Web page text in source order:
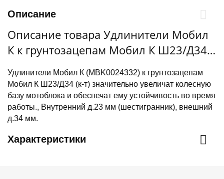
Описание
Описание товара Удлинители Мобил
К к грунтозацепам Мобил К Ш23/Д34
(к-т), внутренний д.23 мм
(шестигранник), внешний д.34мм
Удлинители Мобил К (MBK0024332) к грунтозацепам
Мобил К Ш23/Д34 (к-т) значительно увеличат колесную
базу мотоблока и обеспечат ему устойчивость во время
работы., Внутренний д.23 мм (шестигранник), внешний
д.34 мм.
Характеристики